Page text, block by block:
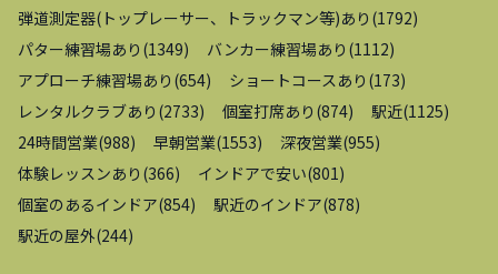
弾道測定器(トップレーサー、トラックマン等)あり (1792)
パター練習場あり (1349) バンカー練習場あり (1112)
アプローチ練習場あり (654) ショートコースあり (173)
レンタルクラブあり (2733) 個室打席あり (874) 駅近(1125)
24時間営業(988) 早朝営業(1553) 深夜営業(955)
体験レッスンあり (366) インドアで安い(801)
個室のあるインドア(854) 駅近のインドア(878)
駅近の屋外(244)